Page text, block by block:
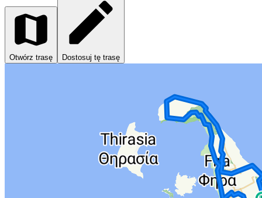
Otwórz trasę Dostosuj tę trasę